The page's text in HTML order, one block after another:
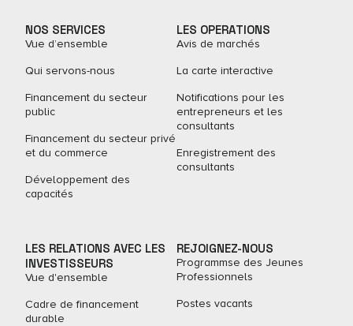
NOS SERVICES
Vue d’ensemble
Qui servons-nous
Financement du secteur
public
Financement du secteur privé
et du commerce
Développement des
capacités
LES OPERATIONS
Avis de marchés
La carte interactive
Notifications pour les
entrepreneurs et les
consultants
Enregistrement des
consultants
LES RELATIONS AVEC LES
INVESTISSEURS
Vue d'ensemble
Cadre de financement
durable
REJOIGNEZ-NOUS
Programmse des Jeunes
Professionnels
Postes vacants